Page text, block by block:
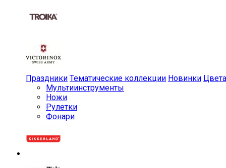
Праздники Тематические коллекции Новинки Цвета
Мульти­инструменты
Ножи
Рулетки
Фонари